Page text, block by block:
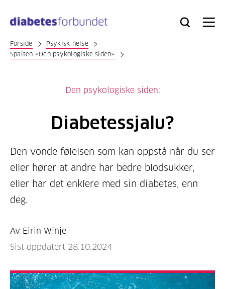
hovedinnhold
Bli
Logg
Søk Meny
Forside
Psykisk helse
Spalten «Den psykologiske siden»
Den psykologiske siden:
Diabetessjalu?
Den vonde følelsen som kan oppstå når du ser
eller hører at andre har bedre blodsukker,
eller har det enklere med sin diabetes, enn
deg.
Av Eirin Winje
Sist oppdatert 28.10.2024